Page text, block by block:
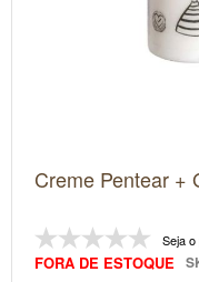
para
da
Galeria
de
Creme Pentear +
Seja
FORA DE ESTOQUE